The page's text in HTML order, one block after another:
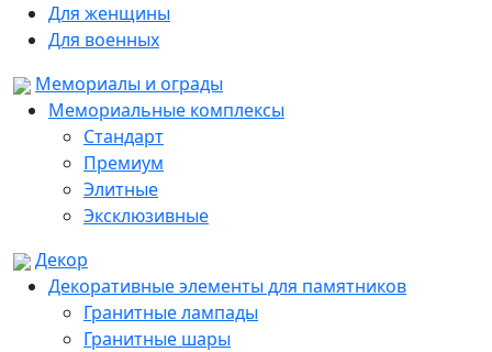
Для женщины
Для военных
Мемориалы и ограды
Мемориальные комплексы
Стандарт
Премиум
Элитные
Эксклюзивные
Декор
Декоративные элементы для памятников
Гранитные лампады
Гранитные шары